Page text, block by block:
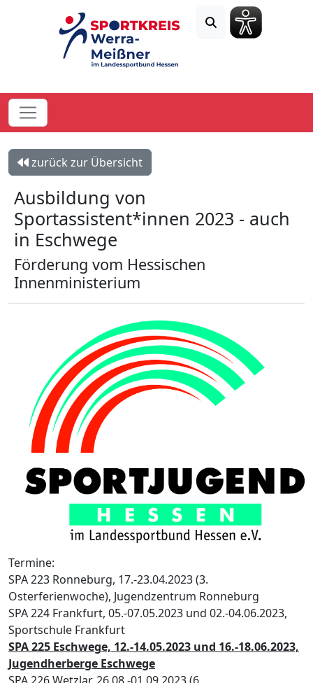
zurück zur Übersicht
Ausbildung von
Sportassistent*innen 2023 - auch
in Eschwege
Förderung vom Hessischen
Innenministerium
Termine:
SPA 223 Ronneburg, 17.-23.04.2023 (3.
Osterferienwoche), Jugendzentrum Ronneburg
SPA 224 Frankfurt, 05.-07.05.2023 und 02.-04.06.2023,
Sportschule Frankfurt
SPA 225 Eschwege, 12.-14.05.2023 und 16.-18.06.2023,
Jugendherberge Eschwege